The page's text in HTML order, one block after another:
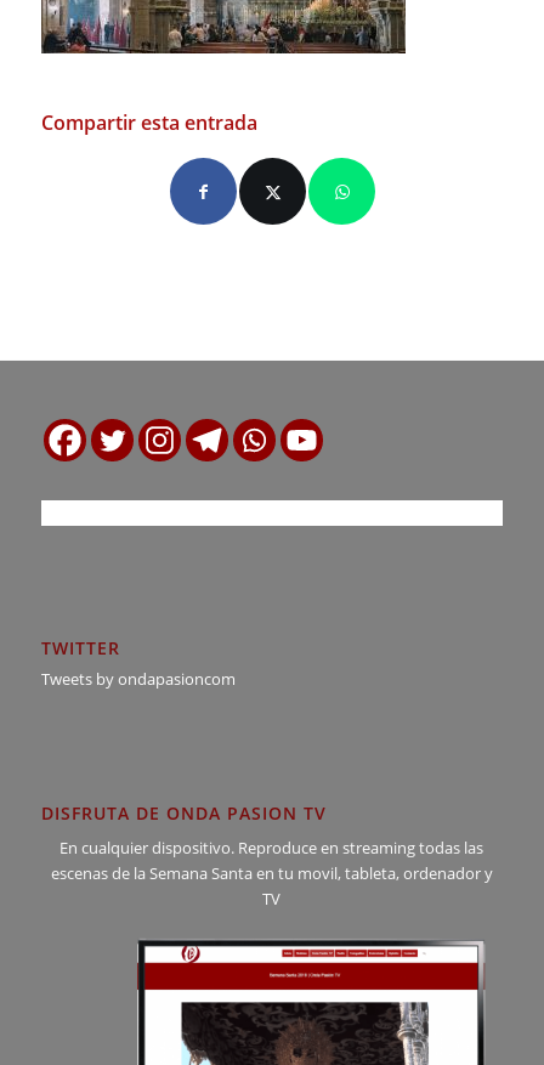
Compartir esta entrada
TWITTER
Tweets by ondapasioncom
DISFRUTA DE ONDA PASION TV
En cualquier dispositivo. Reproduce en streaming todas las
escenas de la Semana Santa en tu movil, tableta, ordenador y
TV